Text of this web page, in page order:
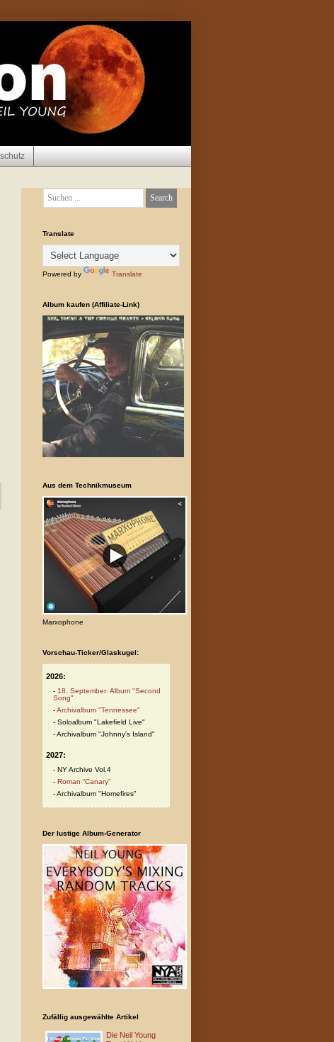
Translate
Powered by Translate
Album kaufen (Affiliate-Link)
Aus dem Technikmuseum
Marxophone
Vorschau-Ticker/Glaskugel:
2026:
18. September: Album "Second
Song"
Archivalbum "Tennessee"
Soloalbum "Lakefield Live"
Archivalbum "Johnny's Island"
2027:
NY Archive Vol.4
Roman “Canary”
Archivalbum "Homefires"
Der lustige Album-Generator
Zufällig ausgewählte Artikel
Die Neil Young